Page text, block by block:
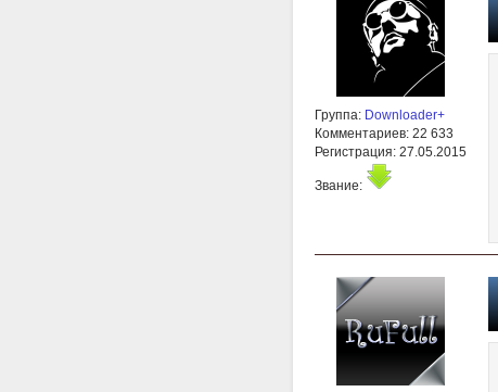
Группа: Downloader+
Комментариев: 22 633
Регистрация: 27.05.2015
Звание: